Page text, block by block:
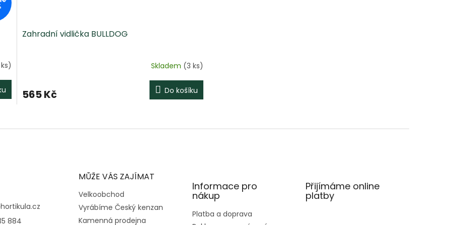
ks)
Zahradní vidlička BULLDOG
Skladem (3 ks)
565 Kč Do košíku
v
c
p
r
v
hortikula.cz
884
MŮŽE VÁS ZAJÍMAT
Velkoobchod
Vyrábíme Český kenzan
Kamenná prodejna
Informace pro
nákup
Platba a doprava
Přijímáme online
platby